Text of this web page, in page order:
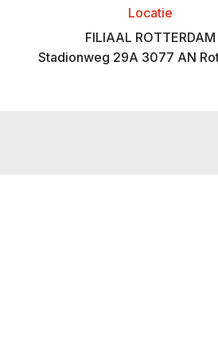
Locatie
FILIAAL ROTTERDAM
Stadionweg 29A 3077 AN